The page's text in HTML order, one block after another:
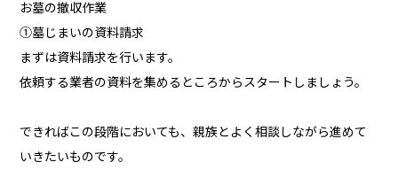
お墓の撤収作業
①墓じまいの資料請求
まずは資料請求を行います。
依頼する業者の資料を集めるところからスタートしましょう。
できればこの段階においても、親族とよく相談しながら進めて
いきたいものです。